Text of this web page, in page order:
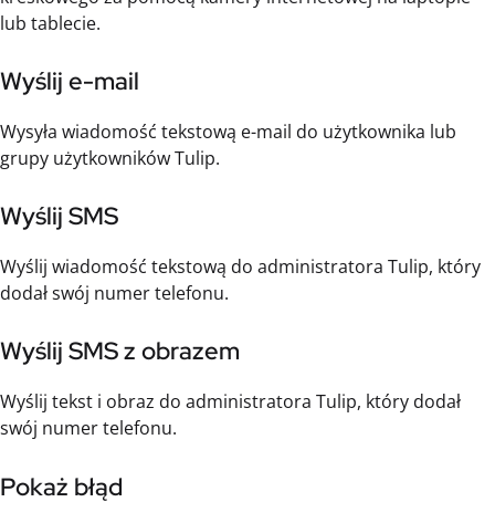
lub tablecie.
Wyślij e-mail
Wysyła wiadomość tekstową e-mail do użytkownika lub
grupy użytkowników Tulip.
Wyślij SMS
Wyślij wiadomość tekstową do administratora Tulip, który
dodał swój numer telefonu.
Wyślij SMS z obrazem
Wyślij tekst i obraz do administratora Tulip, który dodał
swój numer telefonu.
Pokaż błąd